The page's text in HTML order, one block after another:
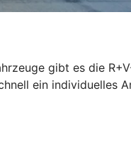
gibt es die
ein individuelles